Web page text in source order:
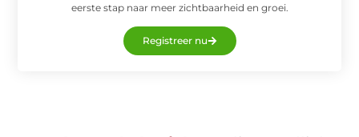
eerste stap naar meer zichtbaarheid en groei.
Registreer nu